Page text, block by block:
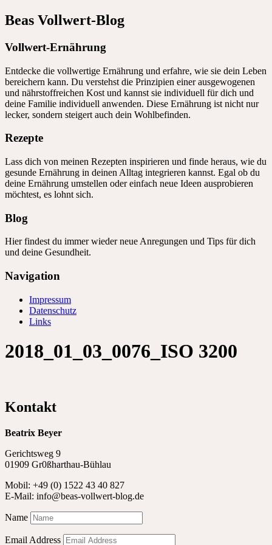
Beas Vollwert-Blog
Vollwert-Ernährung
Entdecke die vollwertige Ernährung und erfahre, wie sie dein Leben
bereichern kann. Du verstehst die Prinzipien einer ausgewogenen
und nährstoffreichen Kost und kannst sie individuell für dich und
deine Familie individuell anwenden. Diese Ernährung ist nicht nur
lecker, sondern steigert auch dein Wohlbefinden.
Rezepte
Lass dich von meinen Rezepten inspirieren und finde heraus, wie du
gesunde Ernährung in deinen Alltag integrieren kannst. Egal ob du
deine Ernährung umstellen oder einfach neue Ideen ausprobieren
möchtest, es lohnt sich.
Blog
Hier findest du immer wieder neue Anregungen und Tips für dich
und deine Gesundheit.
Navigation
Impressum
Datenschutz
Links
2018_01_03_0076_ISO 3200
Kontakt
Beatrix Beyer
Gerichtsweg 9
01909 Gr0ßharthau-Bühlau
Mobil: +49 (0) 1522 43 40 827
E-Mail: info@beas-vollwert-blog.de
Name
Email Address